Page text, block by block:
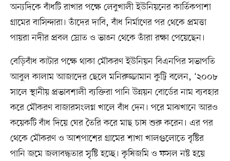
অন্যদিকে বাঁধটি রাখার পক্ষে লেবুখালী ইউনিয়নের কার্তিকপাশা
গ্রামের বাসিন্দারা। তাঁদের দাবি, বাঁধ নির্মাণের পর থেকে প্রমত্তা
পায়রা নদীর প্রবল স্রোত ও ভাঙন থেকে তাঁরা রক্ষা পেয়েছেন।
বেড়িবাঁধ কাটার পক্ষে থাকা মৌকরণ ইউনিয়ন বিএনপির সভাপতি
আবুল কালাম আজাদের ছেলে মনিরুজ্জামান কুট্টি বলেন, ‘২০০৮
সালে স্থানীয় প্রভাবশালী ব্যক্তিরা পানি উন্নয়ন বোর্ডের নাম ব্যবহার
করে মৌকরণ বাজারসংলগ্ন খালে বাঁধ দেন। পরে মাঝখানে আরও
কয়েকটি বাঁধ দিয়ে ঘের তৈরি করে মাছ চাষ শুরু করেন। এর পর
থেকে মৌকরণ ও আশপাশের গ্রামের শাখা খালগুলোতে বৃষ্টির
পানি জমে জলাবদ্ধতার সৃষ্টি হচ্ছে। কৃষিজমি ও ফসল নষ্ট হয়ে